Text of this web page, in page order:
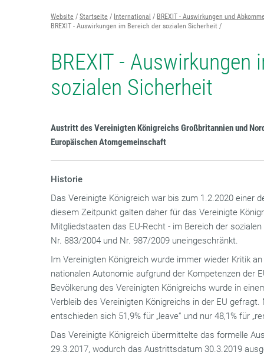
Website Startseite International
BREXIT - Auswirkungen und
BREXIT - Auswirkungen im Bereich der sozialen Sicherheit
BREXIT - Auswirkungen
sozialen Sicherheit
Austritt des Vereinigten Königreichs Großbritannien und
Europäischen Atomgemeinschaft
Historie
Das Vereinigte Königreich war bis zum 1.2.2020 einer
diesem Zeitpunkt galten daher für das Vereinigte
Mitgliedstaaten das EU-Recht - im Bereich der
Nr. 883/2004 und Nr. 987/2009 uneingeschränkt.
Im Vereinigten Königreich wurde immer wieder Kritik
nationalen Autonomie aufgrund der Kompetenzen der
Bevölkerung des Vereinigten Königreichs wurde in
Verbleib des Vereinigten Königreichs in der EU
entschieden sich 51,9% für „leave“ und nur 48,1% für
Das Vereinigte Königreich übermittelte das formelle
29.3.2017, wodurch das Austrittsdatum 30.3.2019